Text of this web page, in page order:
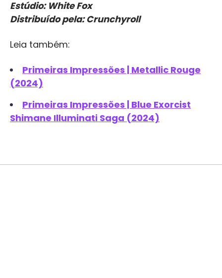
Estúdio: White Fox
Distribuído pela: Crunchyroll
Leia também:
Primeiras Impressões | Metallic Rouge
(2024)
Primeiras Impressões | Blue Exorcist
Shimane Illuminati Saga (2024)